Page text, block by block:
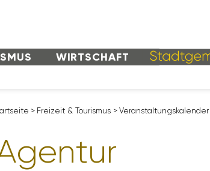
WIRT­SCHAFT
> Frei­zeit & Tourismus > Veran­stal­tungs­ka­lender